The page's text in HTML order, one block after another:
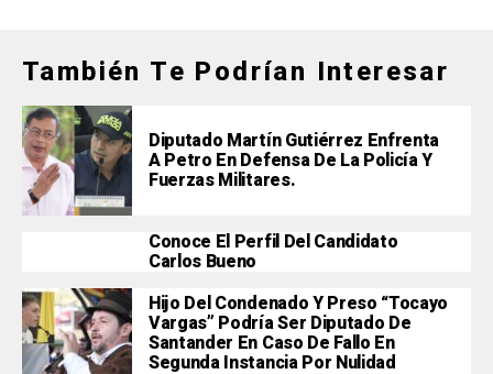
También Te Podrían Interesar
Diputado Martín Gutiérrez Enfrenta
A Petro En Defensa De La Policía Y
Fuerzas Militares.
Conoce El Perfil Del Candidato
Carlos Bueno
Hijo Del Condenado Y Preso “Tocayo
Vargas” Podría Ser Diputado De
Santander En Caso De Fallo En
Segunda Instancia Por Nulidad